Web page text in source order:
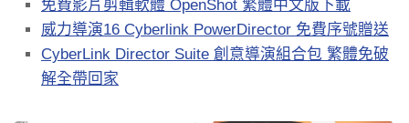
免費影片剪輯軟體 OpenShot 繁體中文版下載
威力導演16 Cyberlink PowerDirector 免費序號贈送
CyberLink Director Suite 創意導演組合包 繁體免破
解全帶回家